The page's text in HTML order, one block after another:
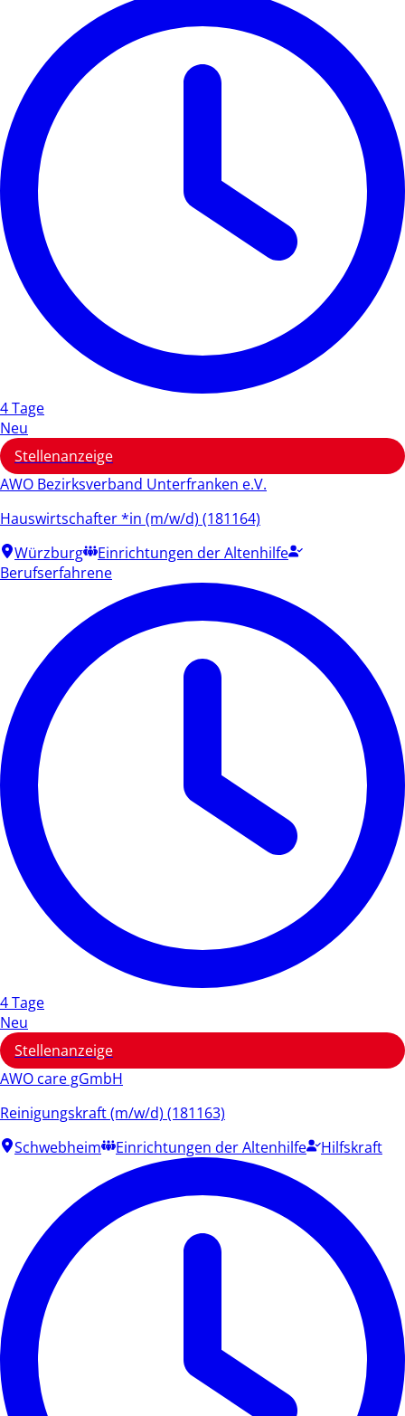
4 Tage
Neu
Stellenanzeige
AWO Bezirksverband Unterfranken e.V.
Hauswirtschafter *in (m/w/d) (181164)
Würzburg
Einrichtungen der Altenhilfe
Berufserfahrene
4 Tage
Neu
Stellenanzeige
AWO care gGmbH
Reinigungskraft (m/w/d) (181163)
Schwebheim
Einrichtungen der Altenhilfe Hilfskraft